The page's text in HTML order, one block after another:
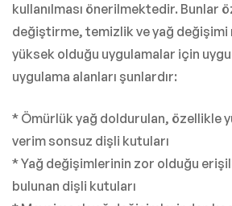
kullanılması önerilmektedir. Bunlar
değiştirme, temizlik ve yağ değişimi
yüksek olduğu uygulamalar için
uygulama alanları şunlardır:
* Ömürlük yağ doldurulan, özellikle
verim sonsuz dişli kutuları
* Yağ değişimlerinin zor olduğu
bulunan dişli kutuları